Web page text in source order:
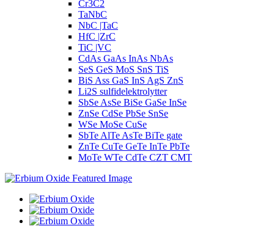
Cr3C2
TaNbC
NbC |TaC
HfC |ZrC
TiC |VC
CdAs GaAs InAs NbAs
SeS GeS MoS SnS TiS
BiS Ass GaS InS AgS ZnS
Li2S sulfidelektrolytter
SbSe AsSe BiSe GaSe InSe
ZnSe CdSe PbSe SnSe
WSe MoSe CuSe
SbTe AlTe AsTe BiTe gate
ZnTe CuTe GeTe InTe PbTe
MoTe WTe CdTe CZT CMT